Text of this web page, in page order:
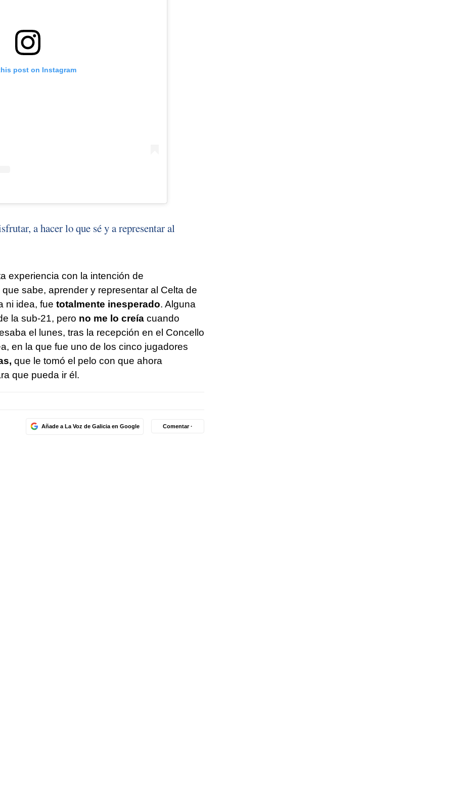
post on Instagram
a hacer lo que sé y a representar al
experiencia con la intención de
sabe, aprender y representar al Celta de
ni idea, fue totalmente inesperado. Alguna
la sub-21, pero no me lo creíacuando
el lunes, tras la recepción en el Concello
en la que fue uno de los cinco jugadores
que le tomó el pelo con que ahora
que pueda ir él.
Añade a La Voz de Galicia en Google Comentar ·